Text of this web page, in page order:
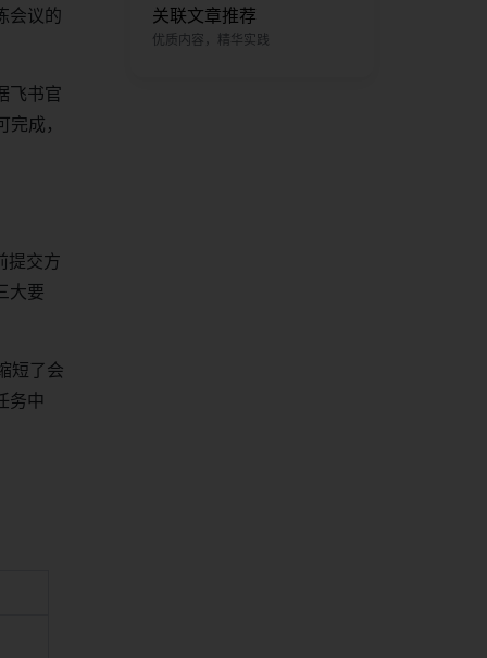
会议的
飞书官
成，
提交方
大要
短了会
务中
关联文章推荐
优质内容，精华实践